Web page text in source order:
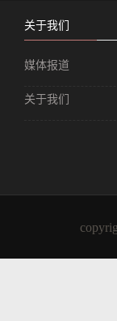
关于我们
媒体报道
关于我们